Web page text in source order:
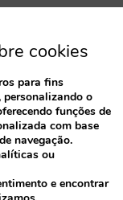
cookies
para fins
o
funções de
com base
navegação.
ou
e encontrar